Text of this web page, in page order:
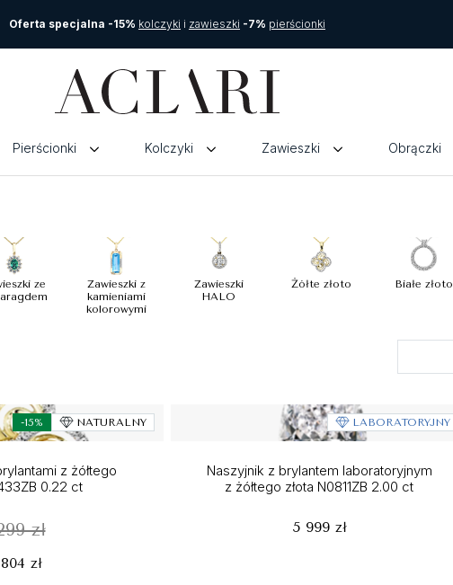
Oferta specjalna -15% kolczyki i zawieszki -7% pierścionki
Pierścionki Kolczyki Zawieszki Obrączki
ze
Zawieszki z
kamieniami
kolorowymi
Zawieszki
HALO
Żółte złoto Białe złoto
-15% NATURALNY
z żółtego
0.22 ct
zł
zł
LABORATORYJNY
Naszyjnik z brylantem laboratoryjnym
z żółtego złota N0811ZB 2.00 ct
5 999 zł